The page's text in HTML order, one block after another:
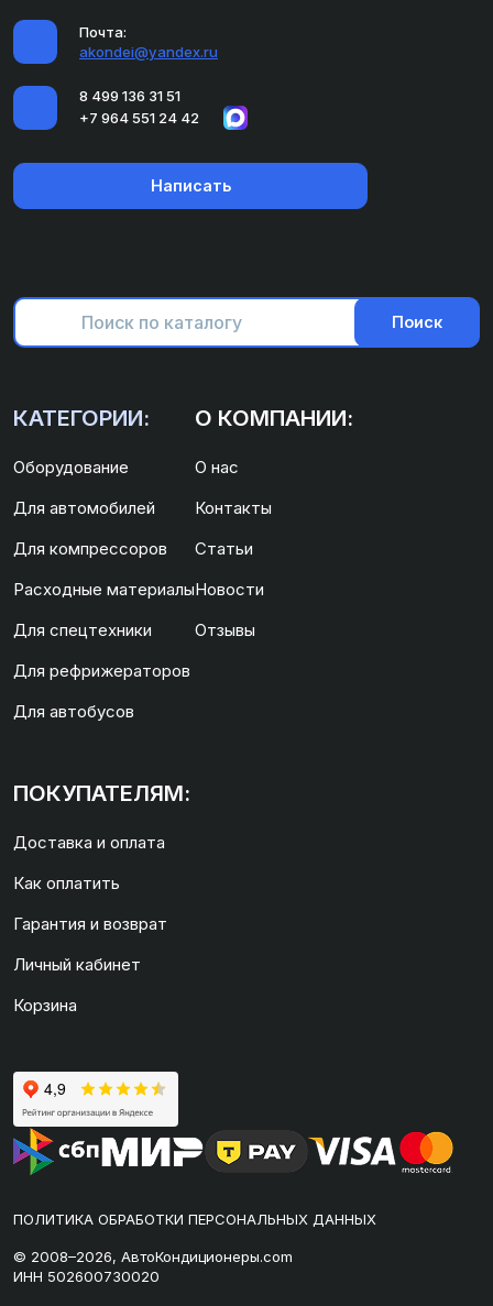
Почта:
akondei@yandex.ru
8 499 136 31 51
+7 964 551 24 42
Написать
Поиск
КАТЕГОРИИ:
Оборудование
Для автомобилей
Для компрессоров
Расходные материалы
Для спецтехники
Для рефрижераторов
Для автобусов
О КОМПАНИИ:
О нас
Контакты
Статьи
Новости
Отзывы
ПОКУПАТЕЛЯМ:
Доставка и оплата
Как оплатить
Гарантия и возврат
Личный кабинет
Корзина
ПОЛИТИКА ОБРАБОТКИ ПЕРСОНАЛЬНЫХ ДАННЫХ
© 2008–2026, АвтоКондиционеры.com
ИНН 502600730020